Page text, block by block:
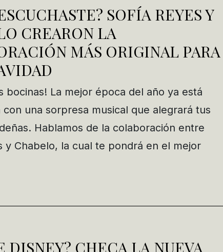
SOFÍA REYES Y
CREARON LA
MÁS ORIGINAL PARA
bocinas! La mejor época del año ya está
con una sorpresa musical que alegrará tus
Hablamos de la colaboración entre
y Chabelo, la cual te pondrá en el mejor
DISNEY? CHECA LA NUEVA